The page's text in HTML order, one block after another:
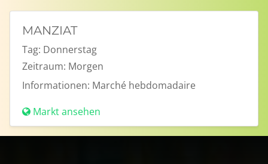
MANZIAT
Tag: Donnerstag
Zeitraum: Morgen
Informationen: Marché hebdomadaire
Markt ansehen